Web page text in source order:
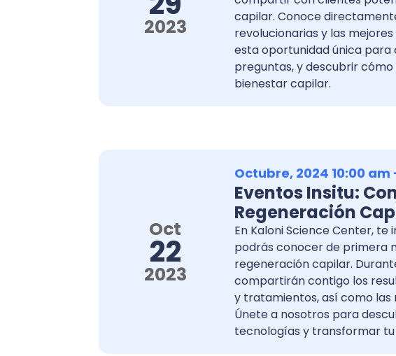
2023
capilar. Conoce
revolucionarias y las
esta oportunidad única
preguntas, y descubrir
bienestar capilar.
Oct
22
2023
Octubre, 2024 10:00 am
Eventos Insitu:
Regeneración
En Kaloni Science Center, te
podrás conocer de primera
regeneración capilar.
compartirán contigo los
y tratamientos, así como
Únete a nosotros para
tecnologías y transformar tu